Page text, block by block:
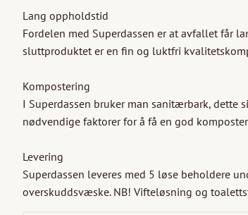
Lang oppholdstid
Fordelen med Superdassen er at avfallet får
sluttproduktet er en fin og luktfri
Kompostering
I Superdassen bruker man sanitærbark, dette
nødvendige faktorer for å få en god
Levering
Superdassen leveres med 5 løse beholdere
overskuddsvæske. NB! Vifteløsning og